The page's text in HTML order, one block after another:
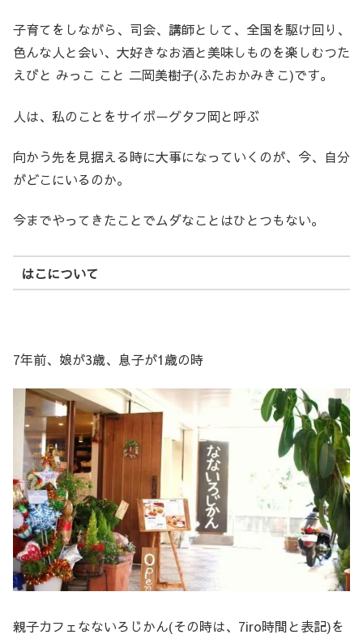
子育てをしながら、司会、講師として、全国を駆け回り、
色んな人と会い、大好きなお酒と美味しものを楽しむつた
えびと みっこ こと 二岡美樹子(ふたおかみきこ)です。
人は、私のことをサイボーグタフ岡と呼ぶ
向かう先を見据える時に大事になっていくのが、今、自分
がどこにいるのか。
今までやってきたことでムダなことはひとつもない。
はこについて
7年前、娘が3歳、息子が1歳の時
親子カフェなないろじかん(その時は、7iro時間と表記)を